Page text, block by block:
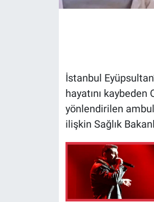
İstanbul
hayatını
yönlendirilen
ilişkin Sağlık
Koronavirüs